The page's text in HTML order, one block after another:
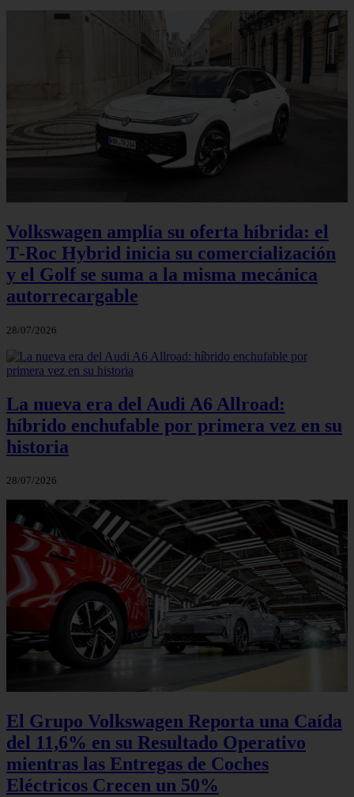
Volkswagen amplía su oferta híbrida: el
T‑Roc Hybrid inicia su comercialización
y el Golf se suma a la misma mecánica
autorrecargable
28/07/2026
La nueva era del Audi A6 Allroad:
híbrido enchufable por primera vez en su
historia
28/07/2026
El Grupo Volkswagen Reporta una Caída
del 11,6% en su Resultado Operativo
mientras las Entregas de Coches
Eléctricos Crecen un 50%